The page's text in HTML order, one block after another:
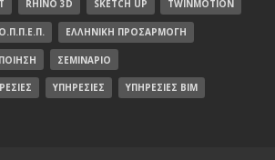
RHINO 3D SKETCH UP TWINMOTION
ΕΛΛΗΝΙΚΉ ΠΡΟΣΑΡΜΟΓΉ
ΣΕΜΙΝΆΡΙΟ
ΥΠΗΡΕΣΊΕΣ ΥΠΗΡΕΣΊΕΣ BIM